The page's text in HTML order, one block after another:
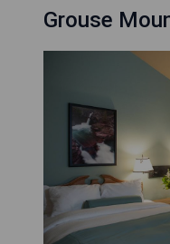
Grouse